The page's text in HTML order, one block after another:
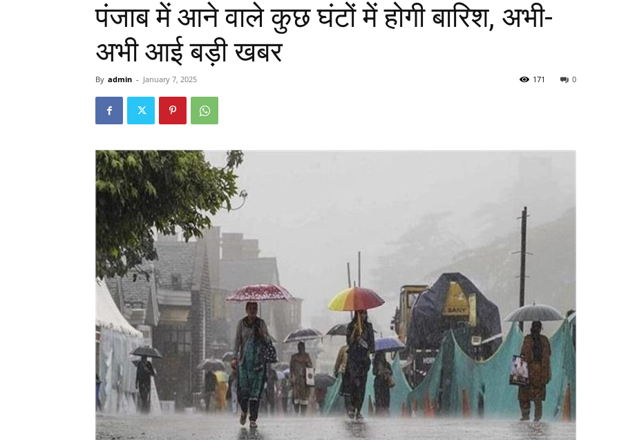
पंजाब में आने वाले कुछ घंटों में होगी बारिश, अभी-
अभी आई बड़ी खबर
By admin - January 7, 2025 0
171